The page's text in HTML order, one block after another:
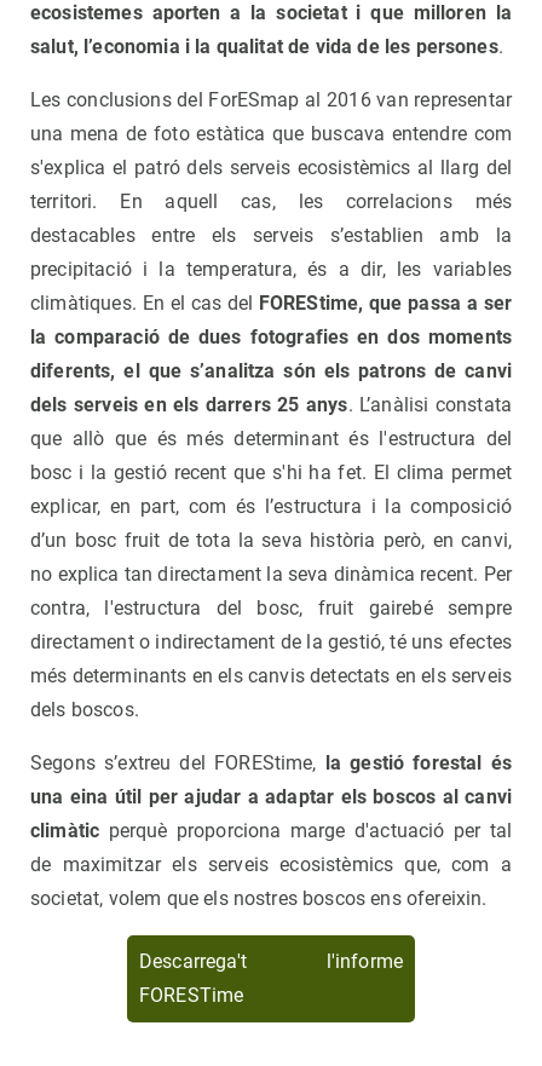
ecosistemes aporten a la societat i que milloren la
salut, l’economia i la qualitat de vida de les persones.
Les conclusions del ForESmap al 2016 van representar
una mena de foto estàtica que buscava entendre com
s'explica el patró dels serveis ecosistèmics al llarg del
territori. En aquell cas, les correlacions més
destacables entre els serveis s’establien amb la
precipitació i la temperatura, és a dir, les variables
climàtiques. En el cas del
FOREStime, que passa a ser
la comparació de dues fotografies en dos moments
diferents, el que s’analitza són els patrons de canvi
dels serveis en els darrers 25 anys. L’anàlisi constata
que allò que és més determinant és l'estructura del
bosc i la gestió recent que s'hi ha fet. El clima permet
explicar, en part, com és l’estructura i la composició
d’un bosc fruit de tota la seva història però, en canvi,
no explica tan directament la seva dinàmica recent. Per
contra, l'estructura del bosc, fruit gairebé sempre
directament o indirectament de la gestió, té uns efectes
més determinants en els canvis detectats en els serveis
dels boscos.
Segons s’extreu del FOREStime,
la gestió forestal és
una eina útil per ajudar a adaptar els boscos al canvi
climàtic perquè proporciona marge d'actuació per tal
de maximitzar els serveis ecosistèmics que, com a
societat, volem que els nostres boscos ens ofereixin.
Descarrega't l'informe
FORESTime